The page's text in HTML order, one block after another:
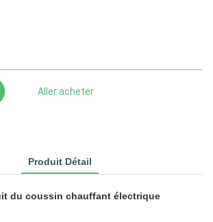
Aller acheter
Produit Détail
du coussin chauffant électrique